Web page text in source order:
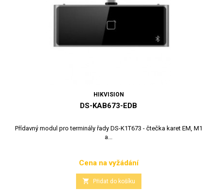
HIKVISION
DS-KAB673-EDB
Přídavný modul pro terminály řady DS-K1T673 - čtečka karet EM, M1
a...
Cena
Cena na vyžádání
 Přidat do košíku